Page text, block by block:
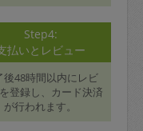
Step4:
払いとレビュー
後48時間以内にレビ
登録し、カード決済
が行われます。